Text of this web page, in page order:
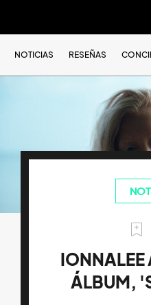
NOTICIAS RESEÑAS
ÁLBUM,